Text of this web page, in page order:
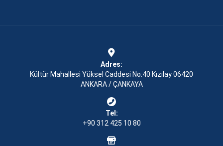
Adres:
Kültür Mahallesi Yüksel Caddesi No:40 Kızılay 06420
ANKARA / ÇANKAYA
Tel:
+90 312 425 10 80